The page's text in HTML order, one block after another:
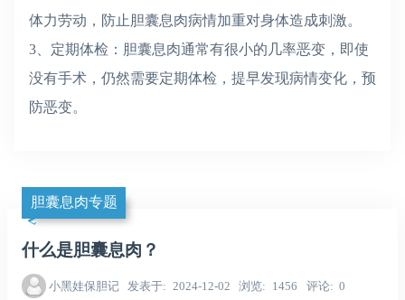
体力劳动，防止胆囊息肉病情加重对身体造成刺激。
3、定期体检：胆囊息肉通常有很小的几率恶变，即使
没有手术，仍然需要定期体检，提早发现病情变化，预
防恶变。
胆囊息肉专题
什么是胆囊息肉？
小黑娃保胆记 发表于 2024-12-02 浏览 1456 评论 0